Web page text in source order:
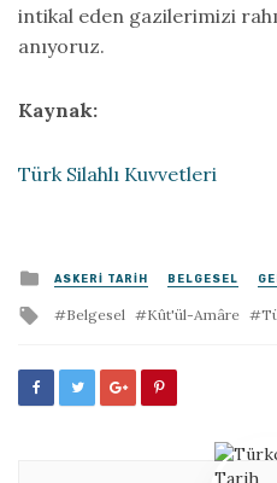
intikal eden gazilerimizi
anıyoruz.
Kaynak:
Türk Silahlı Kuvvetleri
Posted
in
ASKERI TARIH BELGESEL
Tagged
Belgesel Kût'ül-Amâre